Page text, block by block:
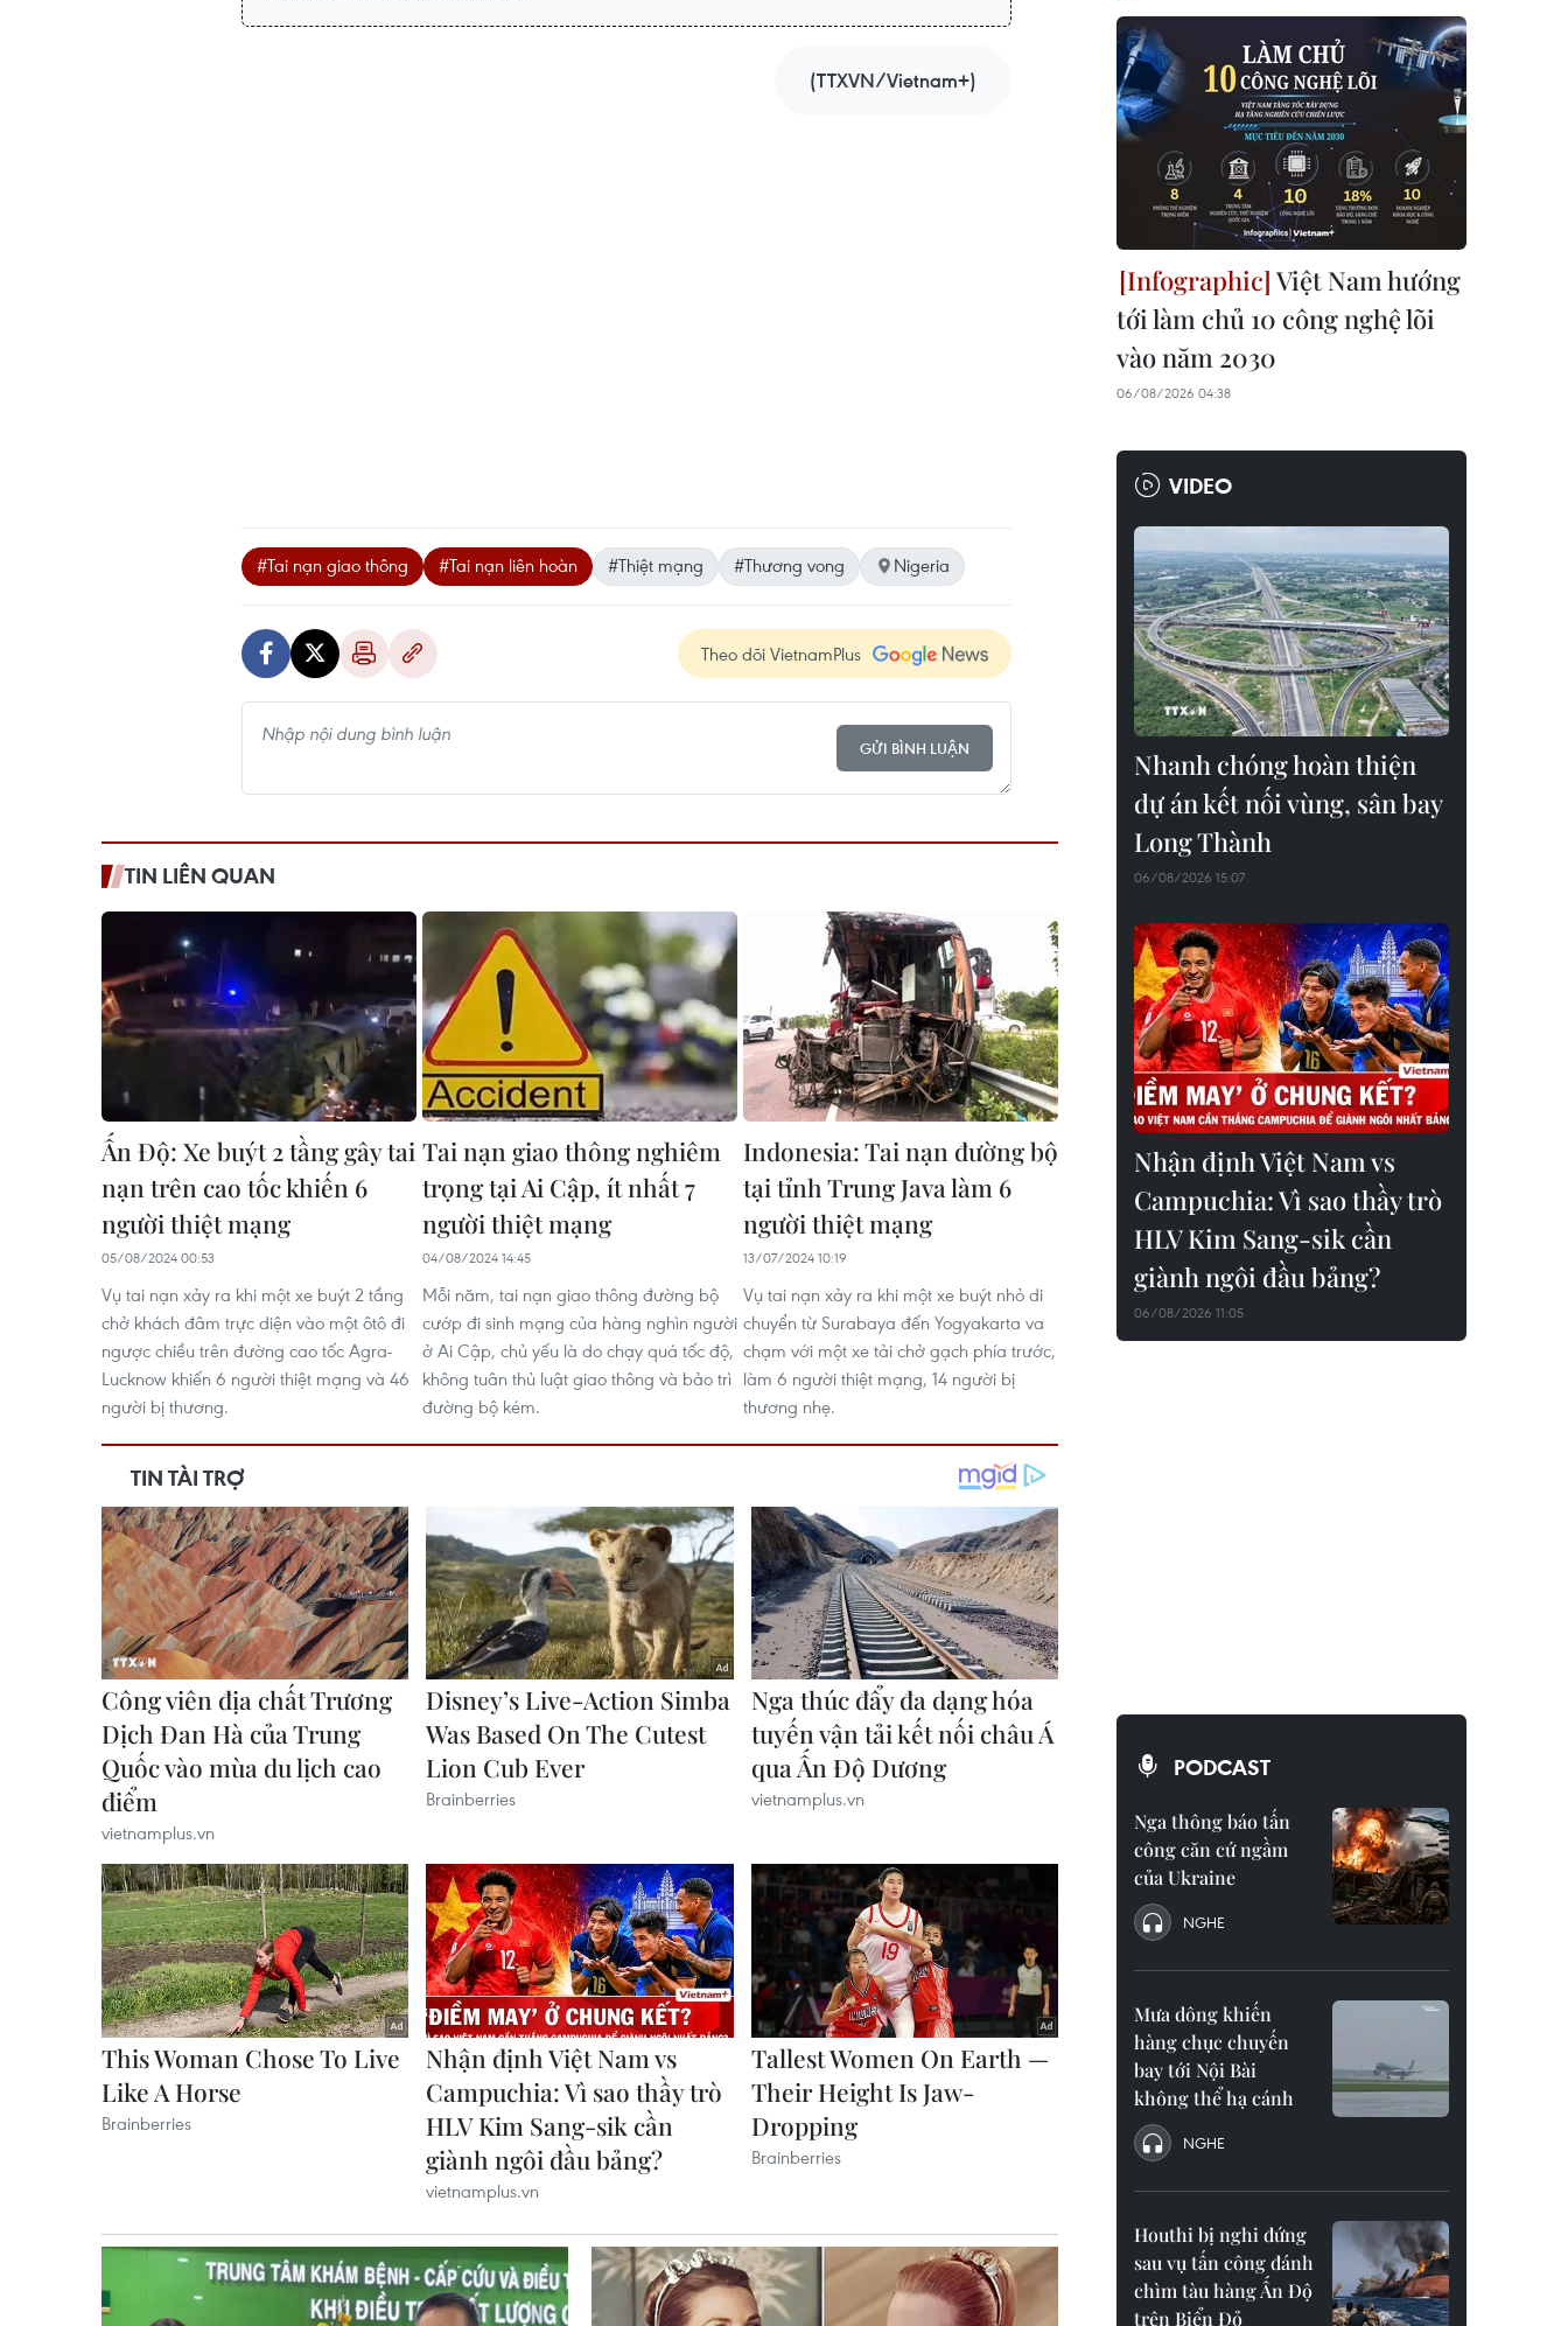
(TTXVN/Vietnam+)
#Tai nạn giao thông #Tai nạn liên hoàn #Thiệt mạng #Thương vong Nigeria
Theo dõi VietnamPlus
GỬI BÌNH LUẬN
TIN LIÊN QUAN
Ấn Độ: Xe buýt 2 tầng gây tai
nạn trên cao tốc khiến 6
người thiệt mạng
05/08/2024 00:53
Vụ tai nạn xảy ra khi một xe buýt 2 tầng
chở khách đâm trực diện vào một ôtô đi
ngược chiều trên đường cao tốc Agra-
Lucknow khiến 6 người thiệt mạng và 46
người bị thương.
Tai nạn giao thông nghiêm
trọng tại Ai Cập, ít nhất 7
người thiệt mạng
04/08/2024 14:45
Mỗi năm, tai nạn giao thông đường bộ
cướp đi sinh mạng của hàng nghìn người
ở Ai Cập, chủ yếu là do chạy quá tốc độ,
không tuân thủ luật giao thông và bảo trì
đường bộ kém.
Indonesia: Tai nạn đường bộ
tại tỉnh Trung Java làm 6
người thiệt mạng
13/07/2024 10:19
Vụ tai nạn xảy ra khi một xe buýt nhỏ di
chuyển từ Surabaya đến Yogyakarta va
chạm với một xe tải chở gạch phía trước,
làm 6 người thiệt mạng, 14 người bị
thương nhẹ.
Việt Nam hướng
tới làm chủ 10 công nghệ lõi
vào năm 2030
06/08/2026 04:38
VIDEO
Nhanh chóng hoàn thiện
dự án kết nối vùng, sân bay
Long Thành
06/08/2026 15:07
Nhận định Việt Nam vs
Campuchia: Vì sao thầy trò
HLV Kim Sang-sik cần
giành ngôi đầu bảng?
06/08/2026 11:05
PODCAST
Nga thông báo tấn
công căn cứ ngầm
của Ukraine
NGHE
Mưa dông khiến
hàng chục chuyến
bay tới Nội Bài
không thể hạ cánh
NGHE
Houthi bị nghi đứng
sau vụ tấn công đánh
chìm tàu hàng Ấn Độ
trên Biển Đỏ